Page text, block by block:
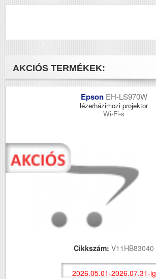
AKCIÓS TERMÉKEK:
Epson EH-LS970W
lézerházimozi projektor
Wi-Fi-s
Cikkszám: V11HB83040
2026.05.01-2026.07.31-ig